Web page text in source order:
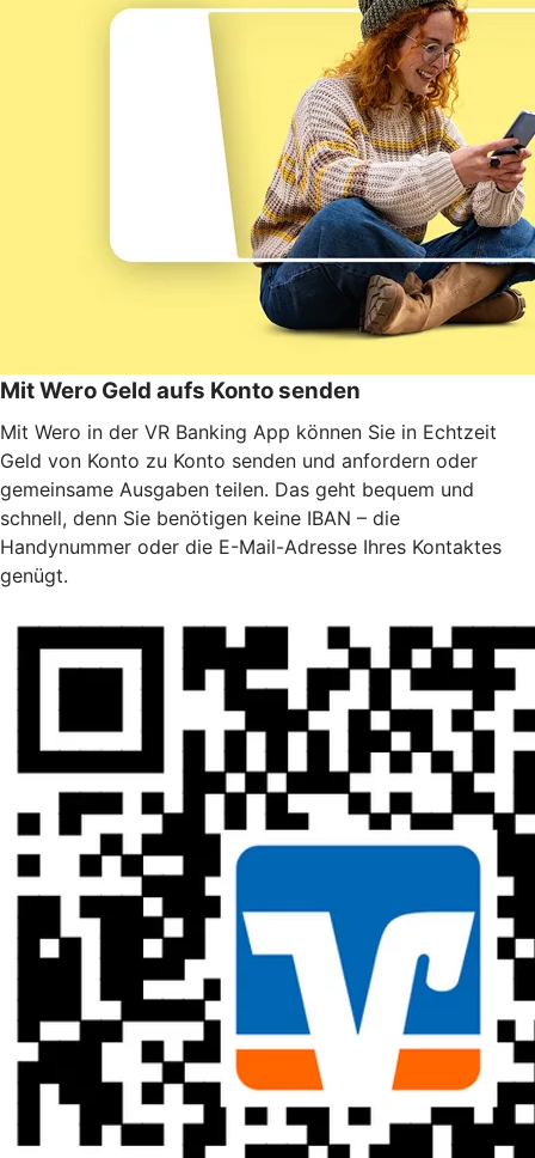
Mit Wero Geld aufs Konto senden
Mit Wero in der VR Banking App können Sie in Echtzeit
Geld von Konto zu Konto senden und anfordern oder
gemeinsame Ausgaben teilen. Das geht bequem und
schnell, denn Sie benötigen keine IBAN – die
Handynummer oder die E-Mail-Adresse Ihres Kontaktes
genügt.